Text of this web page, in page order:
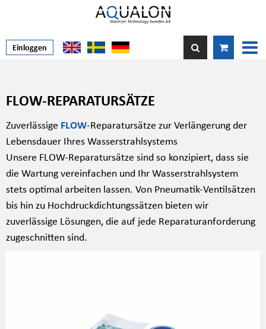
Einloggen
FLOW-REPARATURSÄTZE
Zuverlässige FLOW-Reparatursätze zur Verlängerung der
Lebensdauer Ihres Wasserstrahlsystems
Unsere FLOW-Reparatursätze sind so konzipiert, dass sie
die Wartung vereinfachen und Ihr Wasserstrahlsystem
stets optimal arbeiten lassen. Von Pneumatik-Ventilsätzen
bis hin zu Hochdruckdichtungssätzen bieten wir
zuverlässige Lösungen, die auf jede Reparaturanforderung
zugeschnitten sind.